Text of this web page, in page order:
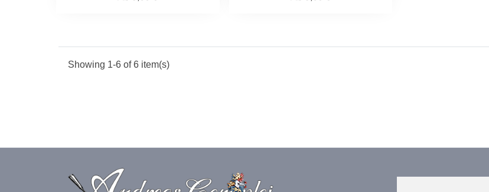
Showing 1-6 of 6 item(s)